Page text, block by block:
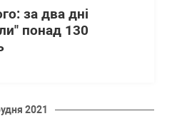
за два дні
понад 130
2021